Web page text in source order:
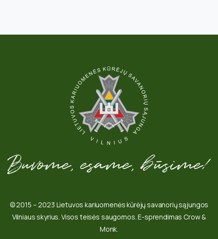
© 2015 – 2023 Lietuvos kariuomenės kūrėjų savanorių sąjungos
Vilniaus skyrius. Visos teisės saugomos. E-sprendimas Crow &
Monk.